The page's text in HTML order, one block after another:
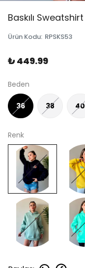
Baskılı Sweatshirt
Ürün Kodu: RPSKS53
₺ 449.99
Beden
36 38 40
Renk